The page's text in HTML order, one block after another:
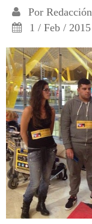
Por Redacción
1 / Feb / 2015